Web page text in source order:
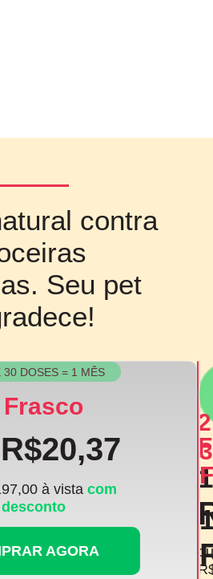
contra
Seu pet
30 DOSES = 1 MÊS
Frasco
R$20,37
à vista com
desconto
AGORA
2
ou
3